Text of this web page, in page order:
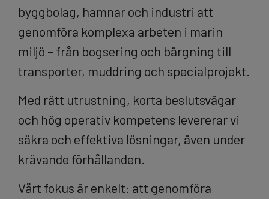
byggbolag, hamnar och industri att
genomföra komplexa arbeten i marin
miljö – från bogsering och bärgning till
transporter, muddring och specialprojekt.
Med rätt utrustning, korta beslutsvägar
och hög operativ kompetens levererar vi
säkra och effektiva lösningar, även under
krävande förhållanden.
Vårt fokus är enkelt: att genomföra